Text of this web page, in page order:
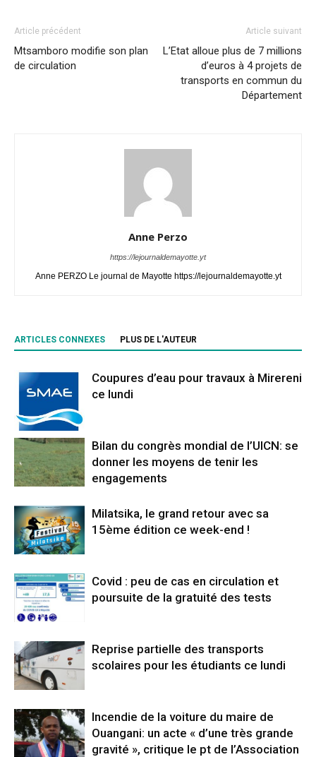
Article précédent
Mtsamboro modifie son plan
de circulation
Article suivant
L’Etat alloue plus de 7 millions
d’euros à 4 projets de
transports en commun du
Département
Anne Perzo
https://lejournaldemayotte.yt
Anne PERZO Le journal de Mayotte https://lejournaldemayotte.yt
ARTICLES CONNEXES PLUS DE L'AUTEUR
Coupures d’eau pour travaux à Mirereni
ce lundi
Bilan du congrès mondial de l’UICN: se
donner les moyens de tenir les
engagements
Milatsika, le grand retour avec sa
15ème édition ce week-end !
Covid : peu de cas en circulation et
poursuite de la gratuité des tests
Reprise partielle des transports
scolaires pour les étudiants ce lundi
Incendie de la voiture du maire de
Ouangani: un acte « d’une très grande
gravité », critique le pt de l’Association